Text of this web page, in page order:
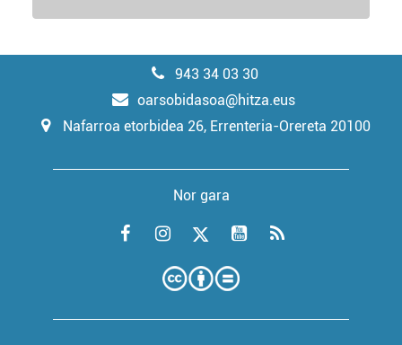
943 34 03 30
oarsobidasoa@hitza.eus
Nafarroa etorbidea 26, Errenteria-Orereta 20100
Nor gara